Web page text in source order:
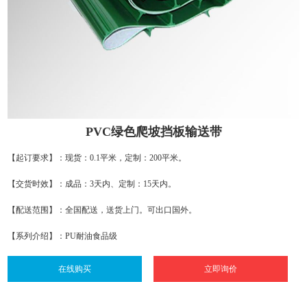
PVC绿色爬坡挡板输送带
【起订要求】：现货：0.1平米，定制：200平米。
【交货时效】：成品：3天内、定制：15天内。
【配送范围】：全国配送，送货上门。可出口国外。
【系列介绍】：PU耐油食品级
在线购买 立即询价